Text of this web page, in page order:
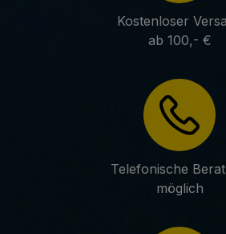
Kostenloser
ab 100,- €
Telefonische
möglich